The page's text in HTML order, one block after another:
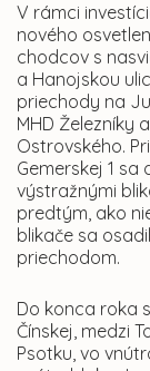
V rámci
nového
chodcov s
a Hanojskou
priechody na
MHD Železníky
Ostrovského.
Gemerskej 1
výstražnými
predtým, ako
blikače sa
priechodom.
Do konca roka
Čínskej, medzi
Psotku, vo